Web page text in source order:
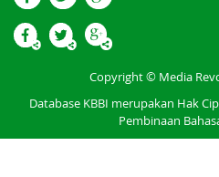
Copyright © Media
Database KBBI merupakan Hak
Pembinaan